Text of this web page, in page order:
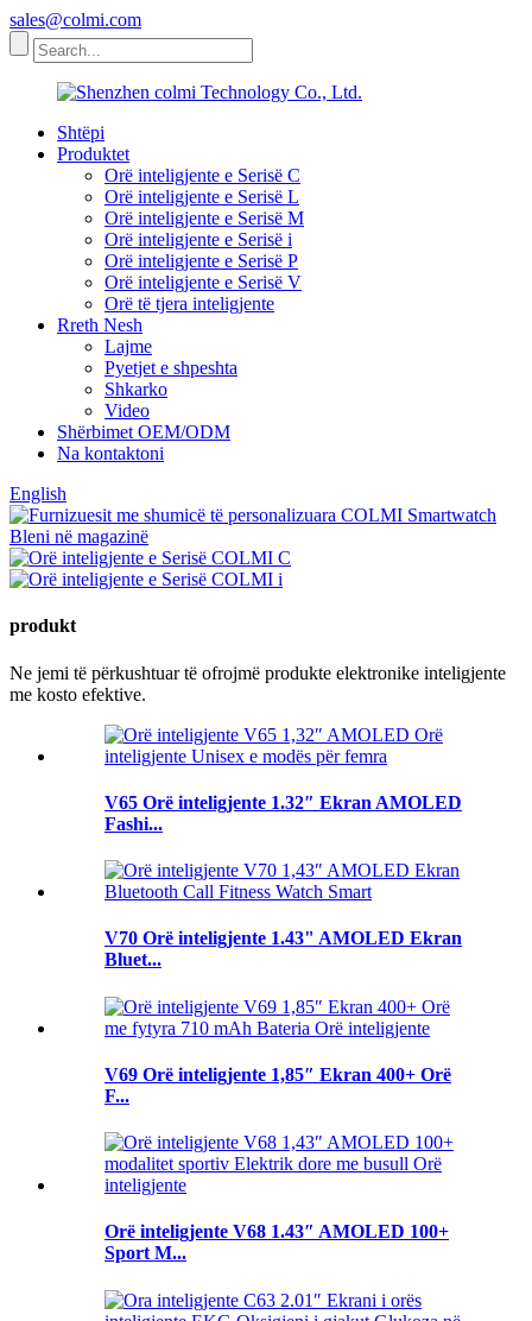
sales@colmi.com
Shtëpi
Produktet
Orë inteligjente e Serisë C
Orë inteligjente e Serisë L
Orë inteligjente e Serisë M
Orë inteligjente e Serisë i
Orë inteligjente e Serisë P
Orë inteligjente e Serisë V
Orë të tjera inteligjente
Rreth Nesh
Lajme
Pyetjet e shpeshta
Shkarko
Video
Shërbimet OEM/ODM
Na kontaktoni
English
produkt
Ne jemi të përkushtuar të ofrojmë produkte elektronike inteligjente
me kosto efektive.
V65 Orë inteligjente 1.32″ Ekran AMOLED
Fashi...
V70 Orë inteligjente 1.43" AMOLED Ekran
Bluet...
V69 Orë inteligjente 1,85″ Ekran 400+ Orë
F...
Orë inteligjente V68 1.43″ AMOLED 100+
Sport M...